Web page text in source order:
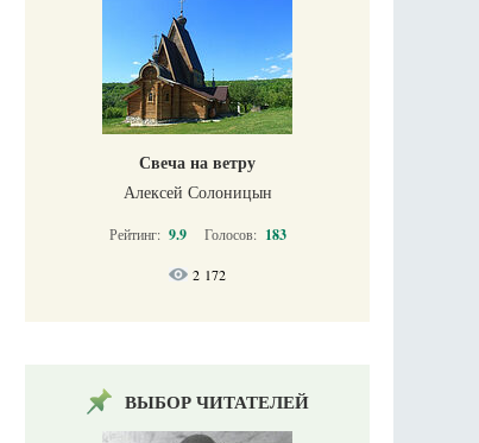
Свеча на ветру
Алексей Солоницын
Рейтинг: 9.9 Голосов: 183
2 172
ВЫБОР ЧИТАТЕЛЕЙ